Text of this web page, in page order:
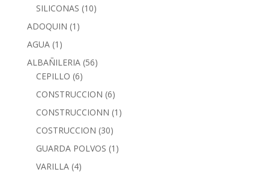
SILICONAS (10)
ADOQUIN (1)
AGUA (1)
ALBAÑILERIA (56)
CEPILLO (6)
CONSTRUCCION (6)
CONSTRUCCIONN (1)
COSTRUCCION (30)
GUARDA POLVOS (1)
VARILLA (4)